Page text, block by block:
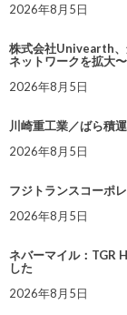
2026年8月5日
株式会社Univearth、
ネットワークを拡大〜
2026年8月5日
川崎重工業／ばら積
2026年8月5日
フジトランスコーポ
2026年8月5日
ネバーマイル：TGR
した
2026年8月5日